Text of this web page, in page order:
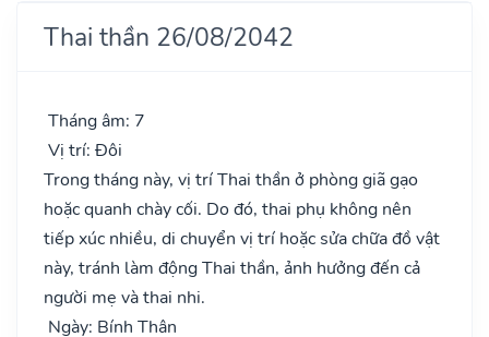
Thai thần 26/08/2042
Tháng âm: 7
Vị trí: Đôi
Trong tháng này, vị trí Thai thần ở phòng giã gạo
hoặc quanh chày cối. Do đó, thai phụ không nên
tiếp xúc nhiều, di chuyển vị trí hoặc sửa chữa đồ vật
này, tránh làm động Thai thần, ảnh hưởng đến cả
người mẹ và thai nhi.
Ngày: Bính Thân